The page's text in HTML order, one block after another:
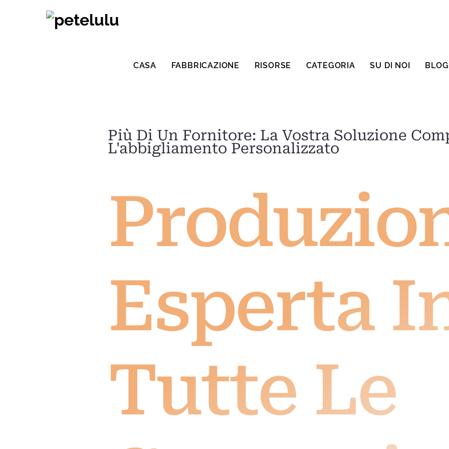
CASA FABBRICAZIONE RISORSE CATEGORIA SU DI NOI BLOG
Più Di Un Fornitore: La Vostra Soluzione
L'abbigliamento Personalizzato
Esperta
Tutte Le